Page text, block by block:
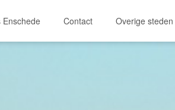
Enschede Contact Overige steden